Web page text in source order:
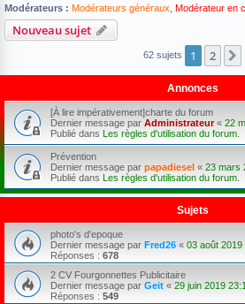
Modérateurs : Modérateurs généraux Modérateur en
Nouveau sujet
62 sujets 1 2
Annonces
[À lire impérativement]charte du forum
Dernier message par Administrateur« 22
Publié dans Les règles d'utilisation du forum.
Prévention
Dernier message par papadiesel « 23 mars
Publié dans Les règles d'utilisation du forum.
Sujets
photo's d'epoque
Dernier message par Fred26 « 03 août 2019
Réponses : 678
2 CV Fourgonnettes Publicitaire
Dernier message par Geit « 29 juin 2019
Réponses : 549